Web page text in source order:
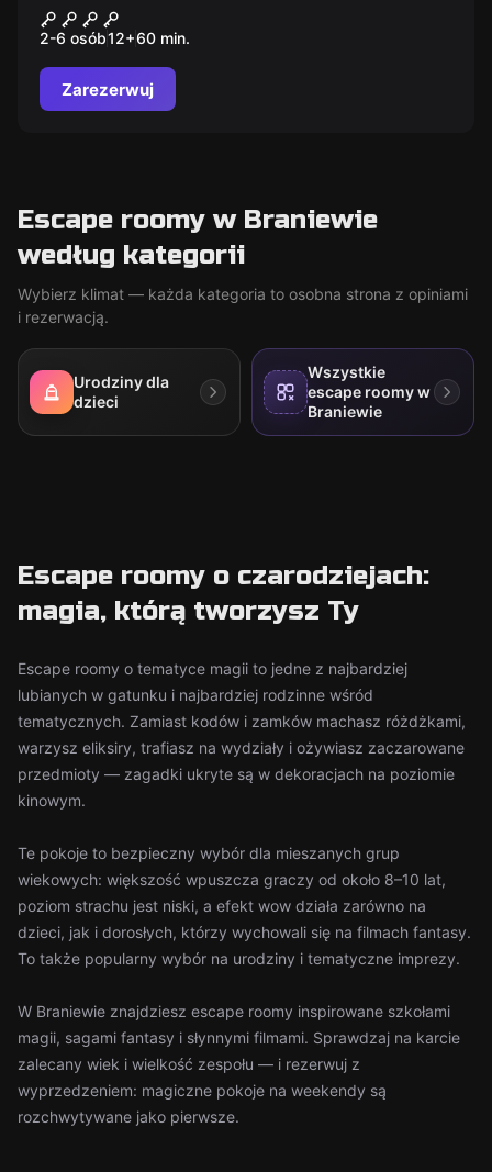
Klątwa Zbójów
2-6 osób12+60 min.
Zarezerwuj
Escape roomy w Braniewie
według kategorii
Wybierz klimat — każda kategoria to osobna strona z opiniami
i rezerwacją.
Urodziny dla
dzieci
Wszystkie
escape roomy w
Braniewie
Escape roomy o czarodziejach:
magia, którą tworzysz Ty
Escape roomy o tematyce magii to jedne z najbardziej
lubianych w gatunku i najbardziej rodzinne wśród
tematycznych. Zamiast kodów i zamków machasz różdżkami,
warzysz eliksiry, trafiasz na wydziały i ożywiasz zaczarowane
przedmioty — zagadki ukryte są w dekoracjach na poziomie
kinowym.
Te pokoje to bezpieczny wybór dla mieszanych grup
wiekowych: większość wpuszcza graczy od około 8–10 lat,
poziom strachu jest niski, a efekt wow działa zarówno na
dzieci, jak i dorosłych, którzy wychowali się na filmach fantasy.
To także popularny wybór na urodziny i tematyczne imprezy.
W Braniewie znajdziesz escape roomy inspirowane szkołami
magii, sagami fantasy i słynnymi filmami. Sprawdzaj na karcie
zalecany wiek i wielkość zespołu — i rezerwuj z
wyprzedzeniem: magiczne pokoje na weekendy są
rozchwytywane jako pierwsze.